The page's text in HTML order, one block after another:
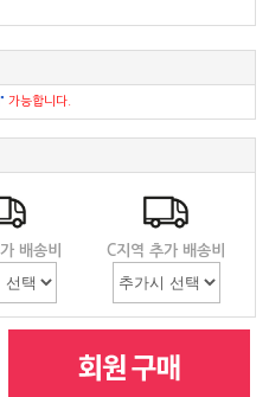
가능합니다.
배송비 C지역 추가 배송비